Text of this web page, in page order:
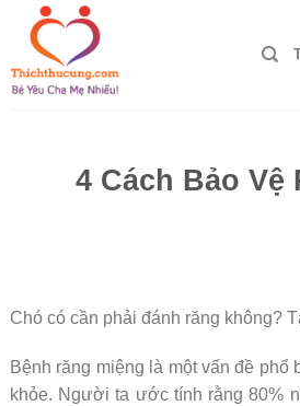
4 Cách Bảo Vệ
Chó có cần phải đánh răng không?
Bệnh răng miệng là một vấn đề
khỏe. Người ta ước tính rằng 80%